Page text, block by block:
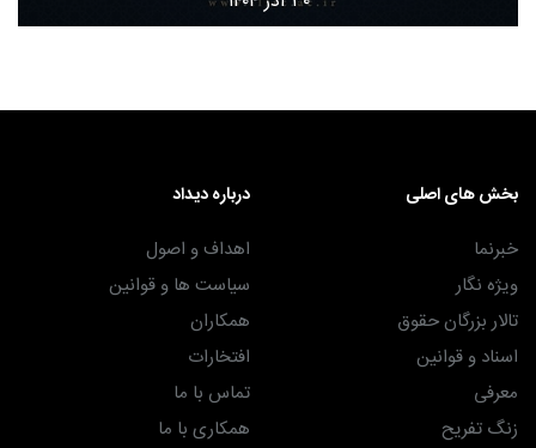
بخش های اصلی
خبرنما
ویژه نگار
تالار بزرگان حقوق
اسناد و قوانین
معرفی
زنگ تفریح
درباره دیداد
اهداف و اصول
سیاست ها و قوانین
همکاران
افتخارات
تماس با ما
همکاری با ما